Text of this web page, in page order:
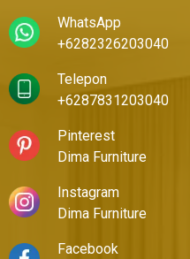
WhatsApp
+6282326203040
Telepon
+6287831203040
Pinterest
Dima Furniture
Instagram
Dima Furniture
Facebook